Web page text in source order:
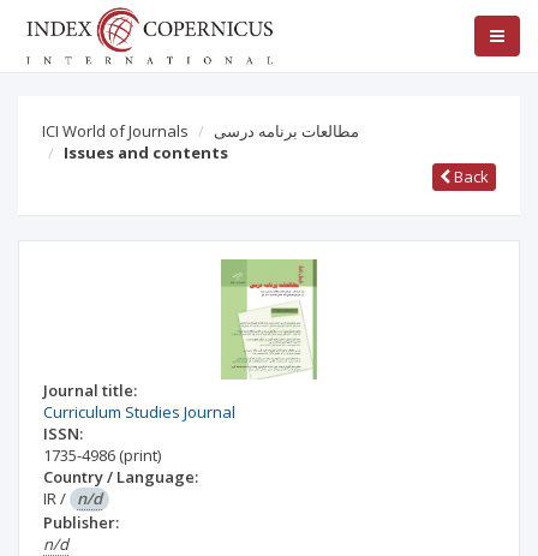
ICI World of Journals
مطالعات برنامه درسی
Issues and contents
Back
Journal title:
Curriculum Studies Journal
ISSN:
1735-4986 (print)
Country / Language:
IR/ n/d
Publisher:
n/d